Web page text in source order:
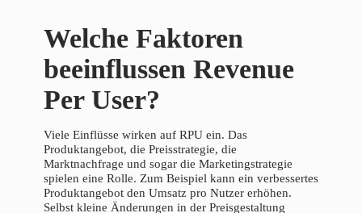
Welche Faktoren
beeinflussen Revenue
Per User?
Viele Einflüsse wirken auf RPU ein. Das
Produktangebot, die Preisstrategie, die
Marktnachfrage und sogar die Marketingstrategie
spielen eine Rolle. Zum Beispiel kann ein verbessertes
Produktangebot den Umsatz pro Nutzer erhöhen.
Selbst kleine Änderungen in der Preisgestaltung